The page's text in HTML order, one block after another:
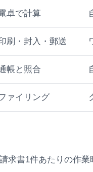
卓で計算
刷・封入・郵送
帳と照合
ァイリング
請求書1件あたりの作